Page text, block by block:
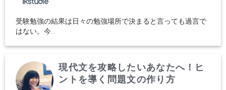
受験勉強の結果は日々の勉強場所で決まると言っても過言で
はない。今...
現代文を攻略したいあなたへ！ヒ
ントを導く問題文の作り方